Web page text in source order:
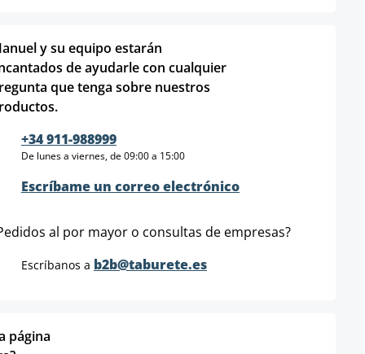
y su equipo estarán
de ayudarle con cualquier
que tenga sobre nuestros
+34 911-988999
De lunes a viernes, de 09:00 a 15:00
Escríbame un correo electrónico
al por mayor o consultas de empresas?
Escríbanos a b2b@taburete.es
página